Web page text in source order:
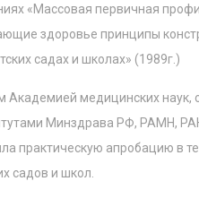
«Массовая первичная
здоровье принципы
садах и школах» (1989г.)
медицинских наук,
Минздрава РФ, РАМН,
практическую апробацию в
садов и школ.